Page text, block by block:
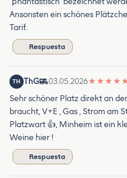
Ansonsten ein schönes
Tarif.
Respuesta
TH ThG 03.05.2026★ ★ ★ ★
Sehr schöner Platz direkt an
braucht, V+E , Gas , Strom am
Platzwart 👍, Minheim ist ein
Weine hier !
Respuesta